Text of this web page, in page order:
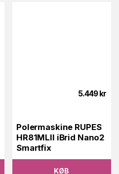
5.449 kr
Polermaskine RUPES
HR81MLII iBrid Nano2
Smartfix
KØB